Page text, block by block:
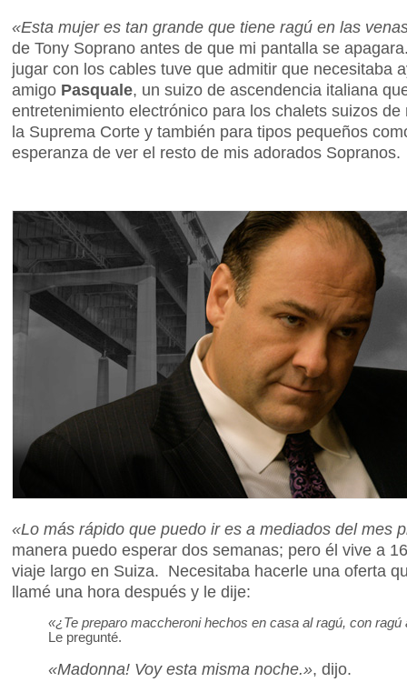
«Esta mujer es tan grande que tiene ragú en las
de Tony Soprano antes de que mi pantalla se
jugar con los cables tuve que admitir que necesitaba
amigo Pasquale, un suizo de ascendencia italiana
entretenimiento electrónico para los chalets suizos
la Suprema Corte y también para tipos pequeños
esperanza de ver el resto de mis adorados Sopranos.
«Lo más rápido que puedo ir es a mediados del mes
manera puedo esperar dos semanas; pero él vive a
viaje largo en Suiza. Necesitaba hacerle una oferta
llamé una hora después y le dije:
«¿Te preparo maccheroni hechos en casa al ragú, con
Le pregunté.
«Madonna! Voy esta misma noche.», dijo.